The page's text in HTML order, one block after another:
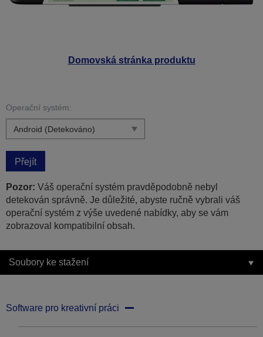
Domovská stránka produktu
Operační systém:
Přejít
Pozor: Váš operační systém pravděpodobně nebyl
detekován správně. Je důležité, abyste ručně vybrali váš
operační systém z výše uvedené nabídky, aby se vám
zobrazoval kompatibilní obsah.
Soubory ke stažení
Software pro kreativní práci